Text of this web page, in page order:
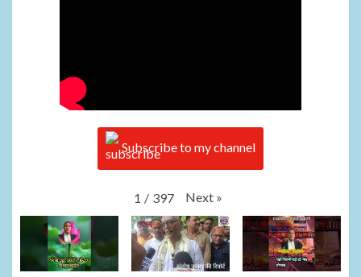
Subscribe to my channel
1 / 397 Next »